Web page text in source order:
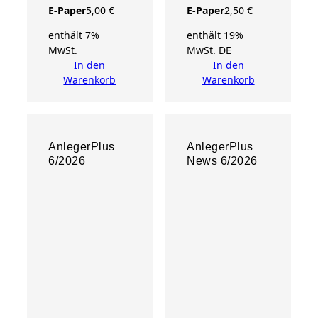
i
i
t
n
g
E-Paper5,00 €
enthält 7%
MwSt.
In den
Warenkorb
E-Paper2,50€
enthält 19%
MwSt. DE
In den
Warenkorb
AnlegerPlus
6/2026
AnlegerPlus
News 6/2026